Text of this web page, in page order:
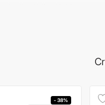
Reducción de Líneas Finas y Mejora
Extractos de Frutos Rojos (fresas,
la piel del daño causado por radicales
- 38%